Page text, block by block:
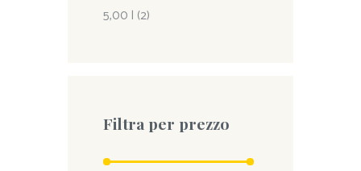
5,00 l (2)
Filtra per prezzo